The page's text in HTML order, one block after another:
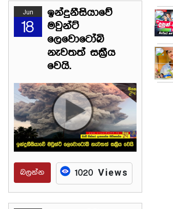
Jun
18
ඉන්දුනීසියාවේ
මවුන්ට්
ලෙවොටෝබි
නැවතත් සක්‍රීය
වෙයි.
බලන්න 1020 Views